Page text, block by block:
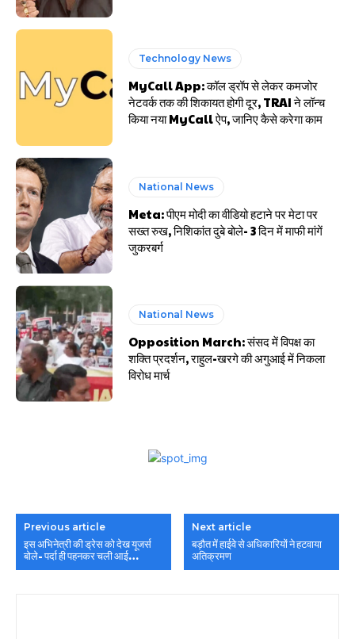
Technology News
MyCall App: कॉल ड्रॉप से लेकर कमजोर
नेटवर्क तक की शिकायत होगी दूर, TRAI ने लॉन्च
किया नया MyCall ऐप, जानिए कैसे करेगा काम
National News
Meta: पीएम मोदी का वीडियो हटाने पर मेटा पर
सख्त रुख, निशिकांत दुबे बोले- 3 दिन में माफी मांगें
जुकरबर्ग
National News
Opposition March: संसद में विपक्ष का
शक्ति प्रदर्शन, राहुल-खरगे की अगुआई में निकला
विरोध मार्च
Previous article
इस अभिनेत्री की ड्रेस को देख यूजर्स
बोले- पर्दा ही पहनकर चली आई…
Next article
बड़ौत में हाईवे से अधिकारियों ने हटवाया
अतिक्रमण